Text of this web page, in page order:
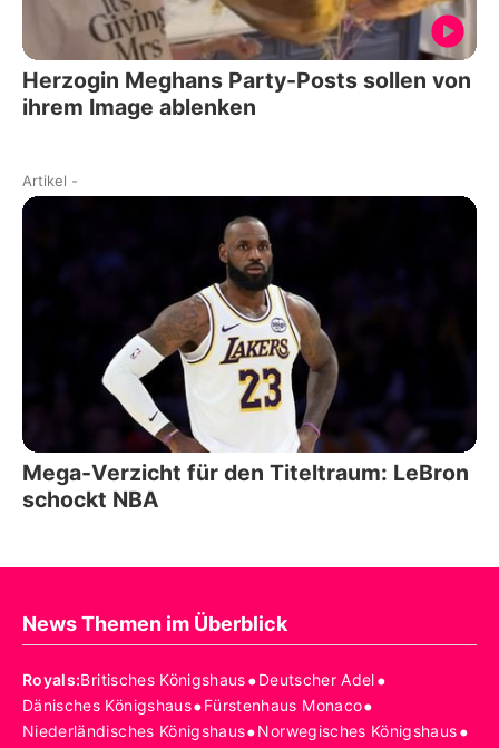
Herzogin Meghans Party-Posts sollen von
ihrem Image ablenken
Artikel -
Mega-Verzicht für den Titeltraum: LeBron
schockt NBA
News Themen im Überblick
Royals:Britisches Königshaus•Deutscher Adel•
Dänisches Königshaus•Fürstenhaus Monaco•
Niederländisches Königshaus•Norwegisches Königshaus•